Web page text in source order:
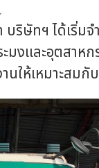
ริษัทฯ ได้เริ่ม
มงและอุตสาห
นให้เหมาะสม